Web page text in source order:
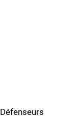
Défenseurs